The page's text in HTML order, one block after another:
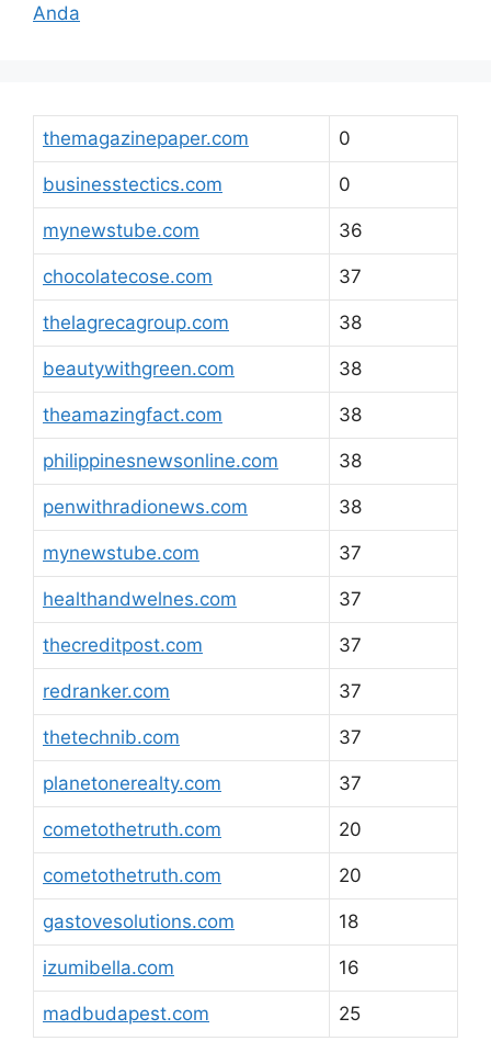
Anda
themagazinepaper.com 0
businesstectics.com 0
mynewstube.com 36
chocolatecose.com 37
thelagrecagroup.com 38
beautywithgreen.com 38
theamazingfact.com 38
philippinesnewsonline.com 38
penwithradionews.com 38
mynewstube.com 37
healthandwelnes.com 37
thecreditpost.com 37
redranker.com 37
thetechnib.com 37
planetonerealty.com 37
cometothetruth.com 20
cometothetruth.com 20
gastovesolutions.com 18
izumibella.com 16
madbudapest.com 25